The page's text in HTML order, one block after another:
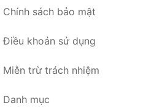
Chính sách bảo mật
Điều khoản sử dụng
Miễn trừ trách nhiệm
Danh mục